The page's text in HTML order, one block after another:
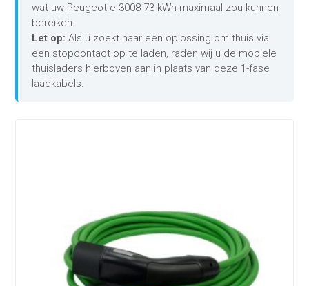
wat uw Peugeot e-3008 73 kWh maximaal zou kunnen
bereiken.
Let op: Als u zoekt naar een oplossing om thuis via
een stopcontact op te laden, raden wij u de mobiele
thuisladers hierboven aan in plaats van deze 1-fase
laadkabels.